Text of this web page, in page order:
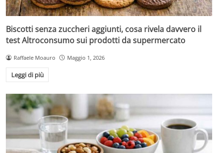
Biscotti senza zuccheri aggiunti, cosa rivela davvero il
test Altroconsumo sui prodotti da supermercato
Raffaele Moauro Maggio 1, 2026
Leggi di più